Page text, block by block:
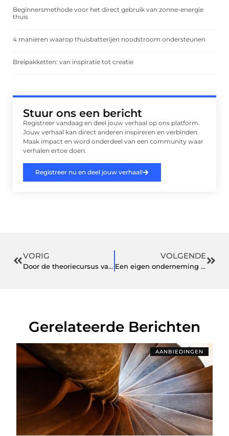
Beginnersmethode voor het direct gebruik van zonne-energie
thuis
4 manieren waarop thuisbatterijen noodstroom ondersteunen
Breipakketten: van inspiratie tot creatie
Stuur ons een bericht
Registreer vandaag en deel jouw verhaal op ons platform.
Jouw verhaal kan direct anderen inspireren en verbinden.
Maak impact en word onderdeel van een community waar
verhalen ertoe doen.
Registreer nu en deel jouw verhaal!
VORIG
Door de theoriecursus van Gelijk Geslaagd makkelijk en snel je examen halen
VOLGENDE
Een eigen onderneming starten
Gerelateerde Berichten
AANBIEDINGEN